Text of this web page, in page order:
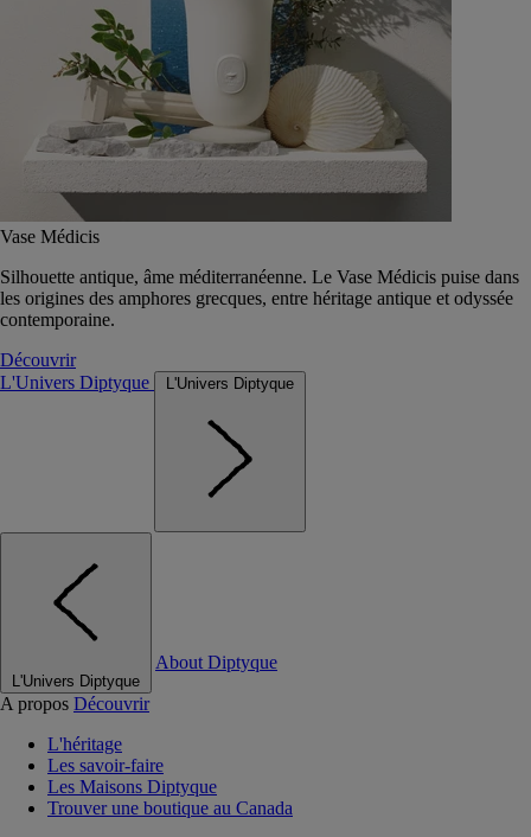
Vase Médicis
Silhouette antique, âme méditerranéenne. Le Vase Médicis puise dans
les origines des amphores grecques, entre héritage antique et odyssée
contemporaine.
Découvrir
L'Univers Diptyque
L'Univers Diptyque
L'Univers Diptyque
About Diptyque
A propos Découvrir
L'héritage
Les savoir-faire
Les Maisons Diptyque
Trouver une boutique au Canada